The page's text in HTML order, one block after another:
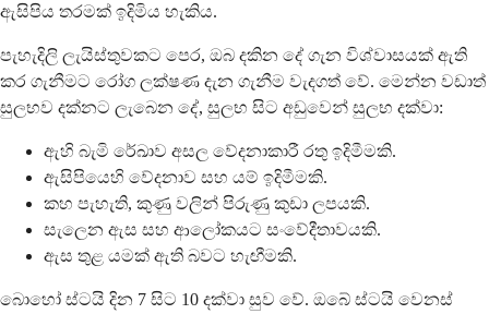
ඇසිපිය තරමක් ඉදිමිය හැකිය.
පැහැදිලි ලැයිස්තුවකට පෙර, ඔබ දකින දේ ගැන විශ්වාසයක් ඇති
කර ගැනීමට රෝග ලක්ෂණ දැන ගැනීම වැදගත් වේ. මෙන්න වඩාත්
සුලභව දක්නට ලැබෙන දේ, සුලභ සිට අඩුවෙන් සුලභ දක්වා:
ඇහි බැමි රේඛාව අසල වේදනාකාරී රතු ඉදිමීමකි.
ඇසිපියෙහි වේදනාව සහ යම් ඉදිමීමකි.
කහ පැහැති, කුණු වලින් පිරුණු කුඩා ලපයකි.
සැලෙන ඇස සහ ආලෝකයට සංවේදීතාවයකි.
ඇස තුළ යමක් ඇති බවට හැඟීමකි.
බොහෝ ස්ටයි දින 7 සිට 10 දක්වා සුව වේ. ඔබේ ස්ටයි වෙනස්